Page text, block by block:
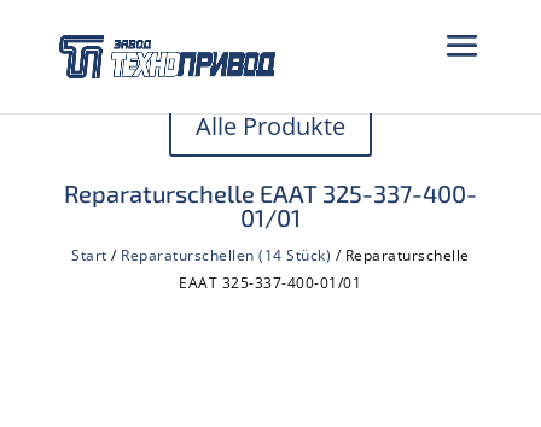
Alle Produkte
Reparaturschelle EААТ 325-337-400-
01/01
Start / Reparaturschellen (14 Stück) / Reparaturschelle
EААТ 325-337-400-01/01